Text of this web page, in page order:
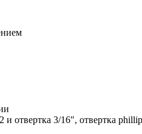
отвертка 3/16", отвертка